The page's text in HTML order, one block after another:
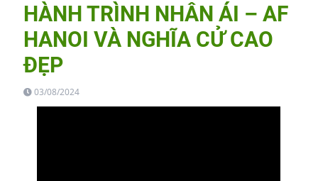
HÀNH TRÌNH NHÂN ÁI – AF
HANOI VÀ NGHĨA CỬ CAO
ĐẸP
03/08/2024